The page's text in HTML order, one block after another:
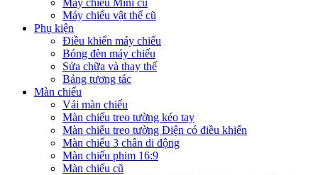
Máy chiếu vật thể cũ
Phụ kiện
Điều khiển máy chiếu
Bóng đèn máy chiếu
Sửa chữa và thay thế
Bảng tương tác
Màn chiếu
Vải màn chiếu
Màn chiếu treo tường kéo tay
Màn chiếu treo tường Điện có điều khiển
Màn chiếu 3 chân di động
Màn chiếu phim 16:9
Màn chiếu cũ